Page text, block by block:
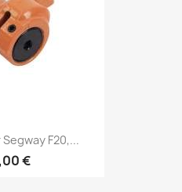
F20,...
€